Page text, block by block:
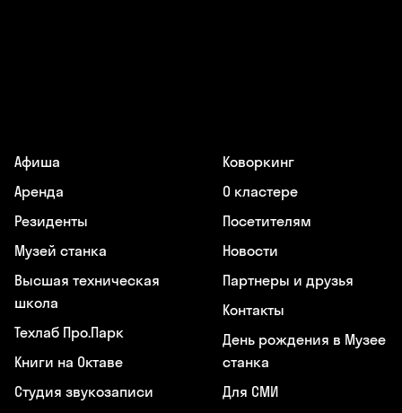
Афиша
Аренда
Резиденты
Музей станка
Высшая техническая
школа
Техлаб Про.Парк
Книги на Октаве
Студия звукозаписи
Коворкинг
О кластере
Посетителям
Новости
Партнеры и друзья
Контакты
День рождения в Музее
станка
Для СМИ